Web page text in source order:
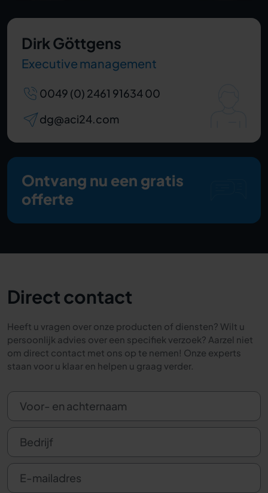
Dirk Göttgens
Executive management
0049 (0) 2461 91634 00
dg@aci24.com
Ontvang nu een gratis
offerte
Direct contact
Heeft u vragen over onze producten of diensten? Wilt u
persoonlijk advies over een specifiek verzoek? Aarzel niet
om direct contact met ons op te nemen! Onze experts
staan voor u klaar en helpen u graag verder.
Voor- en achternaam
Bedrijf
E-mailadres